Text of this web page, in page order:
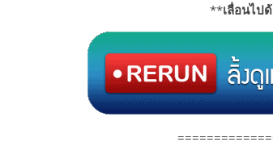
**เลื่อนไป